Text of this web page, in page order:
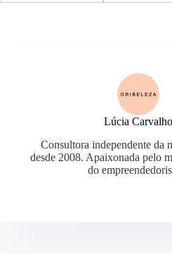
Lúcia Carvalho
Consultora independente da
desde 2008. Apaixonada pelo
do